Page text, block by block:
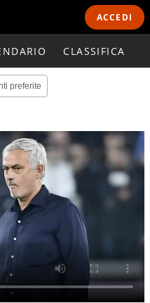
ACCEDI
CLASSIFICA
preferite